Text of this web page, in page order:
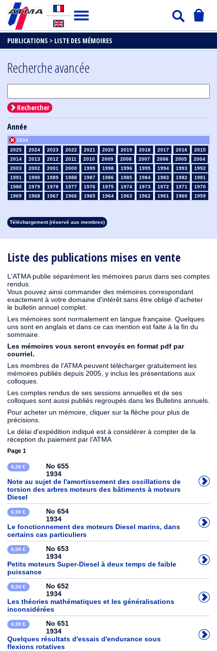
PUBLICATIONS > LISTE DES MÉMOIRES
Liste des publications mises en vente
L'ATMA publie séparément les mémoires parus dans ses comptes
rendus.
Vous pouvez ainsi commander des mémoires correspondant
exactement à votre domaine d'intérêt sans être obligé d'acheter
le bulletin annuel complet.
Les mémoires sont normalement en langue française. Quelques
uns sont en anglais et dans ce cas mention est faite à la fin du
sommaire.
Les mémoires vous seront envoyés en format pdf par
courriel.
Les membres de l'ATMA peuvent télécharger gratuitement les
mémoires publiés depuis 2005, y inclus les présentations aux
colloques.
Les comptes rendus de ses sessions annuelles et de ses
colloques sont aussi publiés regroupés dans les Bulletins annuels.
Pour acheter un mémoire, cliquer sur la flèche pour plus de
précisions.
Le délai d'expédition indiqué est à considérer à compter de la
réception du paiement par l'ATMA
Page 1
6,00 €
No 655
1934
Note au sujet de l'amortissement des oscillations de
torsion des arbres moteurs des bâtiments à moteurs
Diesel
6,00 €
No 654
1934
Le fonctionnement des moteurs Diesel marins, dans
certains cas particuliers
6,00 €
No 653
1934
Petits moteurs Super-Diesel à deux temps de faible
puissance
6,00 €
No 652
1934
Les théories mathématiques et les généralisations
inconsidérées
6,00 €
No 651
1934
Quelques résultats d'essais d'endurance sous
flexions rotatives
Recherche avancée
Rechercher
Année
2025 2024 2023 2022 2021 2020 2019 2018 2017 2016
2015
2014
2013 2012 2011 2010 2009 2008 2007 2006 2005
2004
2003
2002 2001 2000 1999 1998 1996 1995 1994 1993
1992
1991
1990 1989 1988 1987 1986 1985 1984 1983 1982
1981
1980
1979 1978 1977 1976 1975 1974 1973 1972 1971
1970
1969
1968 1967 1966 1965 1964 1963 1962 1961 1960
1959
1934
1930
1929 1928 1927 1926 1925
Téléchargement (réservé aux membres)